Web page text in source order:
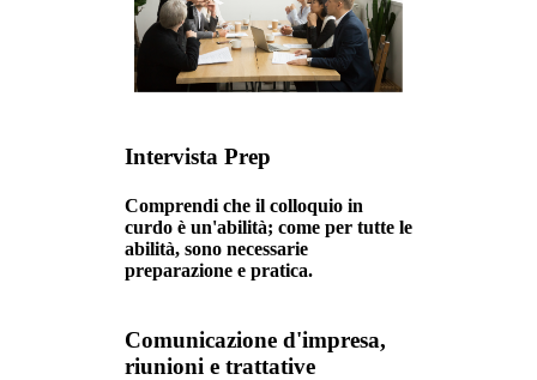
Intervista Prep
Comprendi che il colloquio in
curdo è un'abilità; come per tutte le
abilità, sono necessarie
preparazione e pratica.
Comunicazione d'impresa,
riunioni e trattative